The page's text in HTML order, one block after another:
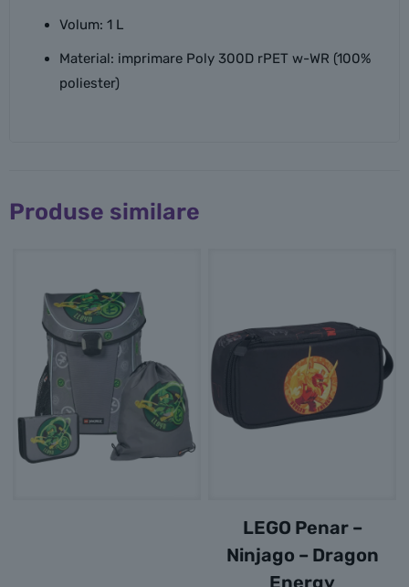
Volum: 1 L
Material: imprimare Poly 300D rPET w-WR (100%
poliester)
Produse similare
LEGO Penar –
Ninjago – Dragon
Energy